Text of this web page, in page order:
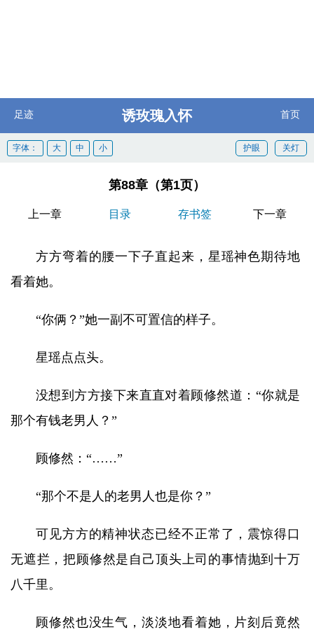
足迹 诱玫瑰入怀 首页
关灯
护眼
字体： 大 中 小
第88章（第1页）
上一章 目录 存书签 下一章
方方弯着的腰一下子直起来，星瑶神色期待地
看着她。
“你俩？”她一副不可置信的样子。
星瑶点点头。
没想到方方接下来直直对着顾修然道：“你就是
那个有钱老男人？”
顾修然：“……”
“那个不是人的老男人也是你？”
可见方方的精神状态已经不正常了，震惊得口
无遮拦，把顾修然是自己顶头上司的事情抛到十万
八千里。
顾修然也没生气，淡淡地看着她，片刻后竟然